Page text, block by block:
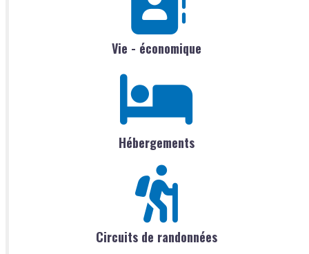
Vie - économique
Hébergements
Circuits de randonnées